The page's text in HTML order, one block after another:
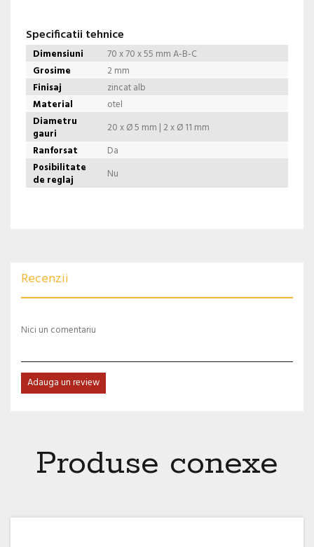
Specificatii tehnice
Dimensiuni
70 x 70 x 55 mm A-B-C
Grosime
2 mm
Finisaj
zincat alb
Material
otel
Diametru
gauri
20 x Ø 5 mm | 2 x Ø 11 mm
Ranforsat
Da
Posibilitate
de reglaj
Nu
Recenzii
Nici un comentariu
Adauga un review
Produse conexe